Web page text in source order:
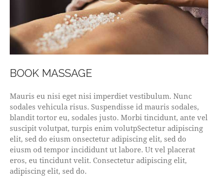
BOOK MASSAGE
Mauris eu nisi eget nisi imperdiet vestibulum. Nunc
sodales vehicula risus. Suspendisse id mauris sodales,
blandit tortor eu, sodales justo. Morbi tincidunt, ante vel
suscipit volutpat, turpis enim volutpSectetur adipiscing
elit, sed do eiusm onsectetur adipiscing elit, sed do
eiusm od tempor incididunt ut labore. Ut vel placerat
eros, eu tincidunt velit. Consectetur adipiscing elit,
adipiscing elit, sed do.